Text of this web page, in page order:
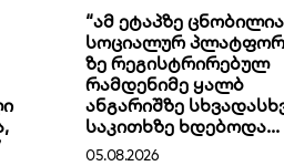
“ამ ეტაპზე
სოციალურ
ზე რეგისტრირებულ
რამდენიმე ყალბ
ანგარიშზე
საკითხზე ხდებოდა...
05.08.2026